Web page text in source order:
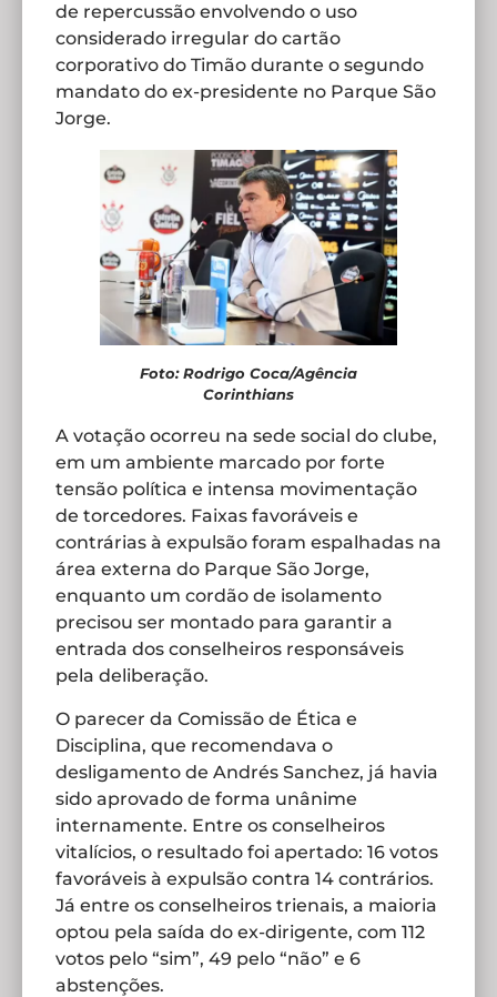
de repercussão envolvendo o uso
considerado irregular do cartão
corporativo do Timão durante o segundo
mandato do ex-presidente no Parque São
Jorge.
Foto: Rodrigo Coca/Agência
Corinthians
A votação ocorreu na sede social do clube,
em um ambiente marcado por forte
tensão política e intensa movimentação
de torcedores. Faixas favoráveis e
contrárias à expulsão foram espalhadas na
área externa do Parque São Jorge,
enquanto um cordão de isolamento
precisou ser montado para garantir a
entrada dos conselheiros responsáveis
pela deliberação.
O parecer da Comissão de Ética e
Disciplina, que recomendava o
desligamento de Andrés Sanchez, já havia
sido aprovado de forma unânime
internamente. Entre os conselheiros
vitalícios, o resultado foi apertado: 16 votos
favoráveis à expulsão contra 14 contrários.
Já entre os conselheiros trienais, a maioria
optou pela saída do ex-dirigente, com 112
votos pelo “sim”, 49 pelo “não” e 6
abstenções.